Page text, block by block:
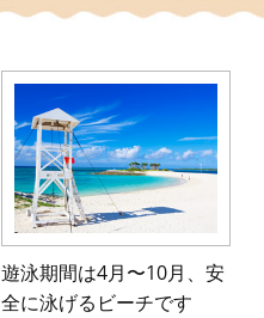
遊泳期間は4月〜10月、安
全に泳げるビーチです